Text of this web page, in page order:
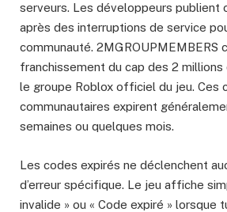
serveurs. Les développeurs publient
après des interruptions de service
communauté. 2MGROUPMEMBERS
franchissement du cap des 2 millions
le groupe Roblox officiel du jeu. Ces
communautaires expirent
semaines ou quelques mois.
Les codes expirés ne déclenchent
d’erreur spécifique. Le jeu affiche
invalide » ou « Code expiré » lorsque